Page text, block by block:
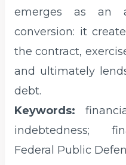
emerges as an
conversion: it
the contract,
and ultimately
debt.
Keywords:
indebtedness;
Federal Public